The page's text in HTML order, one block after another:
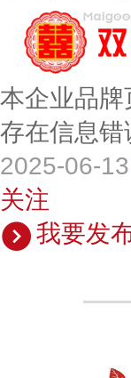
本企业品
存在信息
2025-06-13
关注
我要发